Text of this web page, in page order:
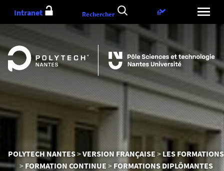
Aller
au
contenu
Vous
êtes
POLYTECH NANTES VERSION FRANÇAISE
LES FORMATIONS
FORMATION CONTINUE
FORMATIONS DIPLÔMANTES
Intranet Rechercher
Choix
langue
fr